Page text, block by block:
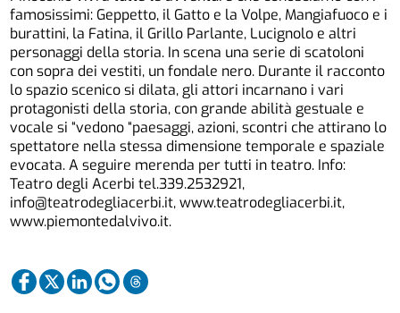
famosissimi: Geppetto, il Gatto e la Volpe, Mangiafuoco e i
burattini, la Fatina, il Grillo Parlante, Lucignolo e altri
personaggi della storia. In scena una serie di scatoloni
con sopra dei vestiti, un fondale nero. Durante il racconto
lo spazio scenico si dilata, gli attori incarnano i vari
protagonisti della storia, con grande abilità gestuale e
vocale si “vedono “paesaggi, azioni, scontri che attirano lo
spettatore nella stessa dimensione temporale e spaziale
evocata. A seguire merenda per tutti in teatro. Info:
Teatro degli Acerbi tel.339.2532921,
info@teatrodegliacerbi.it, www.teatrodegliacerbi.it,
www.piemontedalvivo.it.